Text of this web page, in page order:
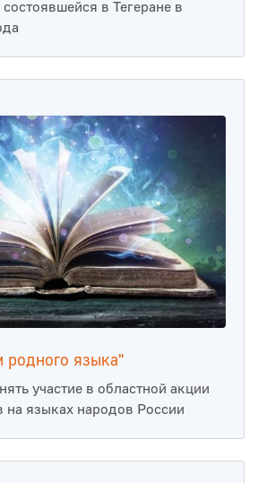
в Тегеране в
языка"
участие в областной акции
на языках народов России